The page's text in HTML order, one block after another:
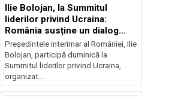
Ilie Bolojan, la Summitul
liderilor privind Ucraina:
România susține un dialog
transatlantic pentru securitate
și stabilitate
Președintele interimar al României, Ilie
Bolojan, participă duminică la
Summitul liderilor privind Ucraina,
organizat...